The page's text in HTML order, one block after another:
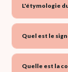
L'étymologie
Quel est le
Quelle est la